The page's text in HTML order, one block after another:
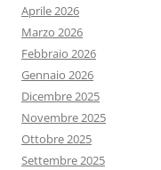
Aprile 2026
Marzo 2026
Febbraio 2026
Gennaio 2026
Dicembre 2025
Novembre 2025
Ottobre 2025
Settembre 2025